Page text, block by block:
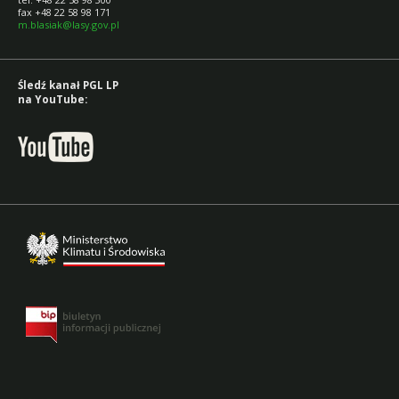
fax +48 22 58 98 171
m.blasiak@lasy.gov.pl
Śledź kanał PGL LP
na YouTube: